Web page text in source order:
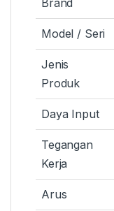
Brand
Model / Seri
Jenis
Produk
Daya Input
Tegangan
Kerja
Arus